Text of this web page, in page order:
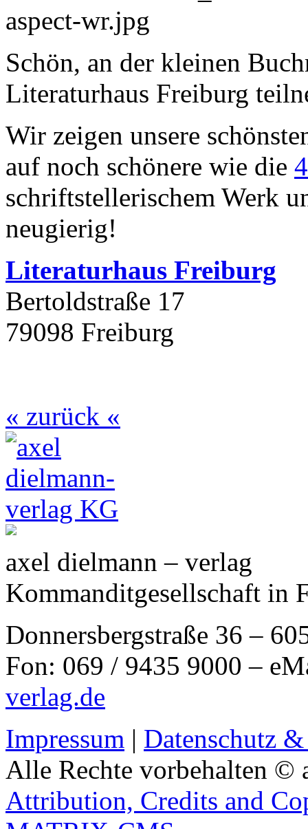
Schön, an der kleinen
Literaturhaus Freiburg
Wir zeigen unsere
auf noch schönere wie die
schriftstellerischem Werk
neugierig!
Literaturhaus Freiburg
Bertoldstraße 17
79098 Freiburg
« zurück «
axel dielmann – verlag
Kommanditgesellschaft in
Donnersbergstraße 36 –
Fon: 069 / 9435 9000 –
verlag.de
Impressum | Datenschutz
Alle Rechte vorbehalten ©
Attribution, Credits and